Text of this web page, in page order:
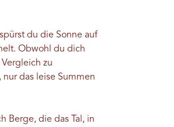
du die Sonne auf
Obwohl du dich
zu
das leise Summen
Berge, die das Tal, in